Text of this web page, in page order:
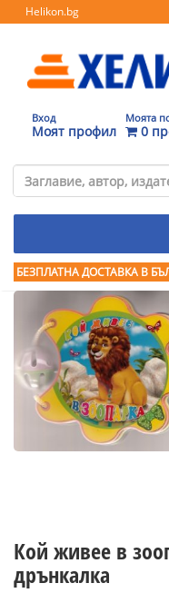
Helikon.bg
Вход
Моят профил
Моята
0
БЕЗПЛАТНА ДОСТАВКА В
Кой живее в
дрънкалка